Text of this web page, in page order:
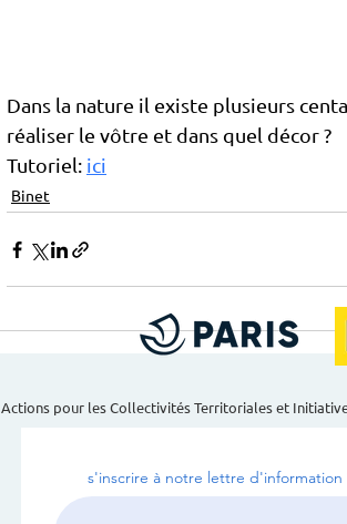
Dans la nature il existe plusieurs
réaliser le vôtre et dans quel décor ?
Tutoriel: ici
Binet
Actions pour les Collectivités Territoriales et
s'inscrire à notre lettre d'information